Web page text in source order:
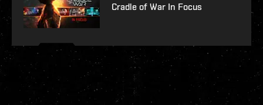
Cradle of War In Focus